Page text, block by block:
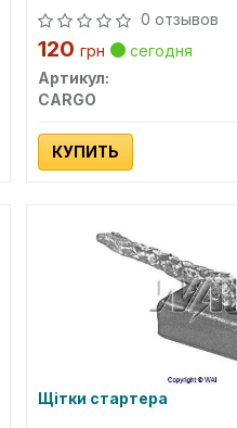
0 отзывов
120грн
сегодня
Артикул:
CARGO
КУПИТЬ
Щітки стартера